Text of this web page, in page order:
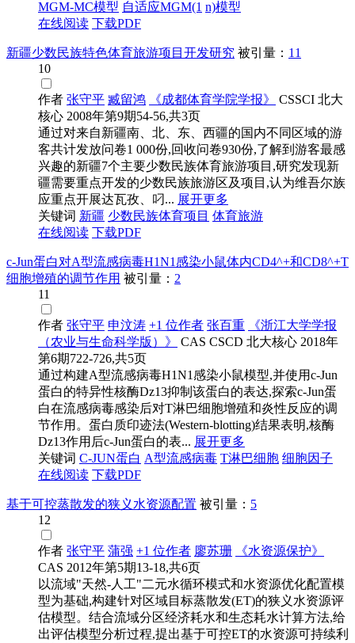
MGM-MC模型 自适应MGM(1 n)模型
在线阅读 下载PDF
新疆少数民族特色体育旅游项目开发研究 被引量： 11
10
作者 张守平 臧留鸿 《成都体育学院学报》 CSSCI 北大
核心 2008年第9期54-56,共3页
通过对来自新疆南、北、东、西疆的国内不同区域的游
客共计发放问卷1 000份,回收问卷930份,了解到游客最感
兴趣的新疆7个主要少数民族体育旅游项目,研究发现新
疆需要重点开发的少数民族旅游区及项目,认为维吾尔族
应重点开展达瓦孜、叼... 展开更多
关键词 新疆 少数民族体育项目 体育旅游
在线阅读 下载PDF
c-Jun蛋白对A型流感病毒H1N1感染小鼠体内CD4^+和CD8^+T
细胞增殖的调节作用 被引量： 2
11
作者 张守平 申汶涛 +1 位作者 张百重
《浙江大学学报
（农业与生命科学版）》
CAS CSCD 北大核心 2018年
第6期722-726,共5页
通过构建A型流感病毒H1N1感染小鼠模型,并使用c-Jun
蛋白的特异性核酶Dz13抑制该蛋白的表达,探索c-Jun蛋
白在流感病毒感染后对T淋巴细胞增殖和炎性反应的调
节作用。蛋白质印迹法(Western-blotting)结果表明,核酶
Dz13作用后c-Jun蛋白的表... 展开更多
关键词 C-JUN蛋白 A型流感病毒 T淋巴细胞 细胞因子
在线阅读 下载PDF
基于可控蒸散发的狭义水资源配置 被引量： 5
12
作者 张守平 蒲强 +1 位作者 廖苏珊
《水资源保护》
CAS 2012年第5期13-18,共6页
以流域"天然-人工"二元水循环模式和水资源优化配置模
型为基础,构建针对区域目标蒸散发(ET)的狭义水资源评
估模型。结合流域分区经济耗水和生态耗水计算方法,给
出评估模型分析过程,提出基于可控ET的水资源可持续利